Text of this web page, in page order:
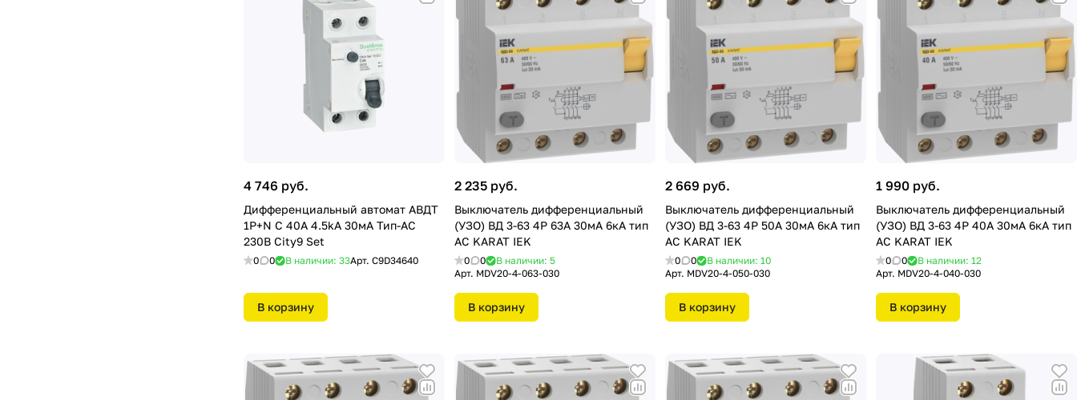
4 746 руб.
Дифференциальный автомат АВДТ
1P+N С 40А 4.5kA 30мА Тип-AС
230В City9 Set
0 0 В наличии: 33Арт. C9D34640
В корзину
2 235 руб.
Выключатель дифференциальный
(УЗО) ВД 3-63 4Р 63А 30мA 6кА тип
АС KARAT IEK
0 0
В наличии: 5
Арт. MDV20-4-063-030
В корзину
2 669 руб.
Выключатель дифференциальный
(УЗО) ВД 3-63 4Р 50А 30мA 6кА тип
АС KARAT IEK
0 0
В наличии: 10
Арт. MDV20-4-050-030
В корзину
1 990 руб.
Выключатель дифференциальный
(УЗО) ВД 3-63 4Р 40А 30мA 6кА тип
АС KARAT IEK
0 0
В наличии: 12
Арт. MDV20-4-040-030
В корзину